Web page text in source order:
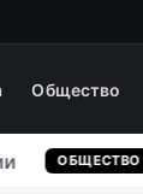
Общество
ОБЩЕСТВО